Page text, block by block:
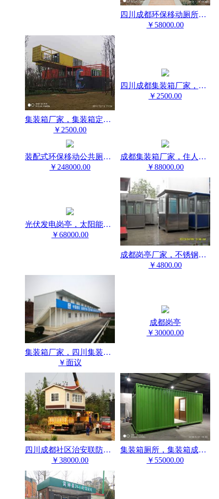
四川成都环保移动厕所厂家
￥58000.00
集装箱厂家，集装箱定制酒店，集装箱定制咖啡厅
￥2500.00
四川成都集装箱厂家，集装箱办公室，集装箱酒店民宿
￥2500.00
装配式环保移动公共厕所厂家，四川雷天顺集成房屋
￥248000.00
成都集装箱厂家，住人集装箱活动房，石化集装箱房
￥88000.00
光伏发电岗亭，太阳能岗亭，环保岗亭，自发电岗亭
￥68000.00
成都岗亭厂家，不锈钢岗亭
￥4800.00
集装箱厂家，四川集装箱，成都集装箱活动房
￥面议
成都岗亭
￥30000.00
四川成都社区治安联防城管岗亭厂家
￥38000.00
集装箱厕所，集装箱成品厕所，集装箱环保厕所，四川成都雷天顺
￥55000.00